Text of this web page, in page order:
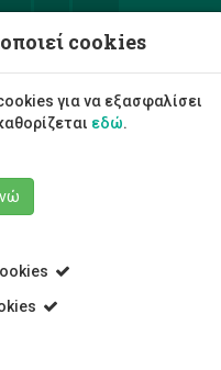
cookies
για να εξασφαλίσει
εδώ.